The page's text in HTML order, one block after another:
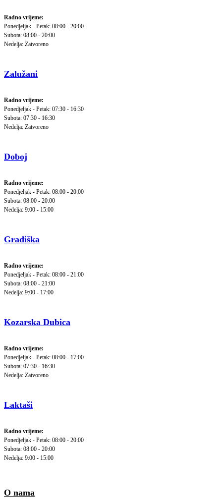
Radno vrijeme:
Ponedjeljak - Petak: 08:00 - 20:00
Subota: 08:00 - 20:00
Nedelja: Zatvoreno
Zalužani
Radno vrijeme:
Ponedjeljak - Petak: 07:30 - 16:30
Subota: 07:30 - 16:30
Nedelja: Zatvoreno
Doboj
Radno vrijeme:
Ponedjeljak - Petak: 08:00 - 20:00
Subota: 08:00 - 20:00
Nedelja: 9:00 - 15:00
Gradiška
Radno vrijeme:
Ponedjeljak - Petak: 08:00 - 21:00
Subota: 08:00 - 21:00
Nedelja: 9:00 - 17:00
Kozarska Dubica
Radno vrijeme:
Ponedjeljak - Petak: 08:00 - 17:00
Subota: 07:30 - 16:30
Nedelja: Zatvoreno
Laktaši
Radno vrijeme:
Ponedjeljak - Petak: 08:00 - 20:00
Subota: 08:00 - 20:00
Nedelja: 9:00 - 15:00
O nama